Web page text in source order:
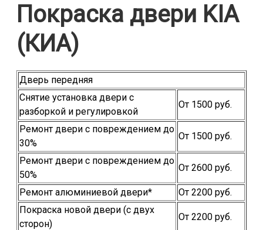
Покраска двери KIA
(КИА)
Дверь передняя
Снятие установка двери с
разборкой и регулировкой
От 1500 руб.
Ремонт двери с повреждением до
30%
От 1500 руб.
Ремонт двери с повреждением до
50%
От 2600 руб.
Ремонт алюминиевой двери*
От 2200 руб.
Покраска новой двери (с двух
сторон)
От 2200 руб.